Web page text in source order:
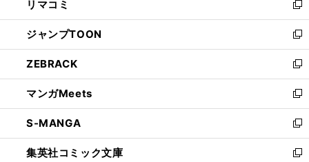
で
開
く
ド
ウ
で
開
く
ィ
ン
ド
ウ
で
開
く
い
ウ
ィ
ン
ド
ウ
で
開
く
リマコミ
新
し
い
ウ
ィ
ン
ド
ウ
で
開
く
ジャンプTOON
新
し
い
ウ
ィ
ン
ド
ウ
で
ZEBRACK
新
し
い
ウ
ィ
ン
ド
マンガMeets
新
し
い
ウ
ィ
S-MANGA
新
し
い
集英社コミック文庫
新